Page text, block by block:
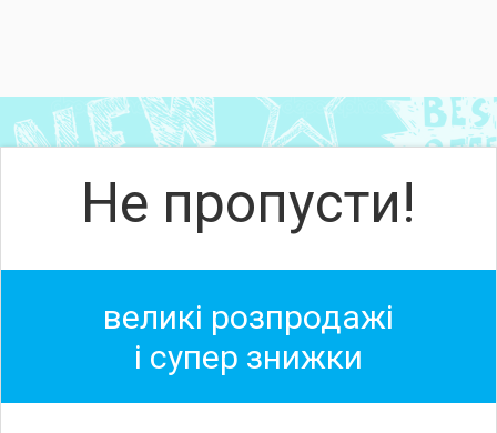
Не пропусти!
великі розпродажі
і супер знижки